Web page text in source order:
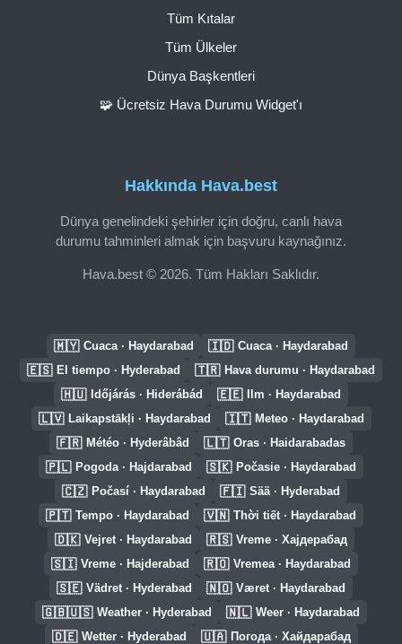
Hakkında Hava.best
Dünya genelindeki şehirler için doğru, canlı hava
durumu tahminleri almak için başvuru kaynağınız.
Hava.best © 2026. Tüm Hakları Saklıdır.
Tüm Kıtalar
Tüm Ülkeler
Dünya Başkentleri
🧩 Ücretsiz Hava Durumu Widget'ı
🇲🇾 Cuaca · Haydarabad 🇮🇩 Cuaca · Haydarabad
🇪🇸 El tiempo · Hyderabad 🇹🇷 Hava durumu · Haydarabad
🇭🇺 Időjárás · Hiderábád 🇪🇪 Ilm · Haydarabad
🇱🇻 Laikapstākļi · Haydarabad 🇮🇹 Meteo · Haydarabad
🇫🇷 Météo · Hyderâbâd 🇱🇹 Oras · Haidarabadas
🇵🇱 Pogoda · Hajdarabad 🇸🇰 Počasie · Haydarabad
🇨🇿 Počasí · Haydarabad 🇫🇮 Sää · Hyderabad
🇵🇹 Tempo · Haydarabad 🇻🇳 Thời tiết · Haydarabad
🇩🇰 Vejret · Haydarabad 🇷🇸 Vreme · Хајдерабад
🇸🇮 Vreme · Hajderabad 🇷🇴 Vremea · Haydarabad
🇸🇪 Vädret · Hyderabad 🇳🇴 Været · Haydarabad
🇬🇧🇺🇸 Weather · Hyderabad 🇳🇱 Weer · Haydarabad
🇩🇪 Wetter · Hyderabad 🇺🇦 Погода · Хайдарабад